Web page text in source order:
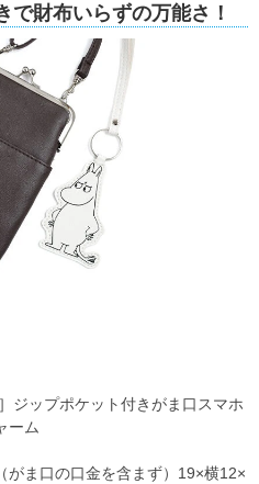
で財布いらずの万能さ！
ジップポケット付きがま口スマホ
ーム
がま口の口金を含まず）19×横12×